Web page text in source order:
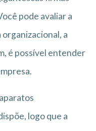
pode avaliar a
organizacional, a
é possível entender
logo que a